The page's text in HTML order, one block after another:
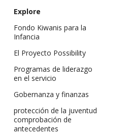
Explore
Fondo Kiwanis para la
Infancia
El Proyecto Possibility
Programas de liderazgo
en el servicio
Gobernanza y finanzas
protección de la juventud
comprobación de
antecedentes